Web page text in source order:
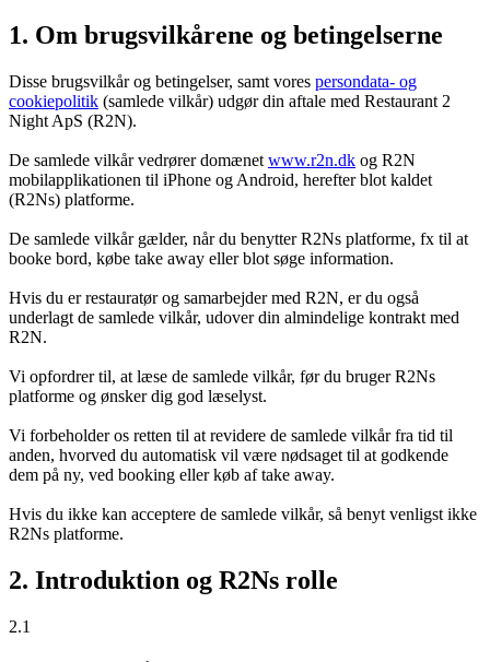
1. Om brugsvilkårene og betingelserne
Disse brugsvilkår og betingelser, samt vores persondata- og
cookiepolitik (samlede vilkår) udgør din aftale med Restaurant 2
Night ApS (R2N).
De samlede vilkår vedrører domænet www.r2n.dk og R2N
mobilapplikationen til iPhone og Android, herefter blot kaldet
(R2Ns) platforme.
De samlede vilkår gælder, når du benytter R2Ns platforme, fx til at
booke bord, købe take away eller blot søge information.
Hvis du er restauratør og samarbejder med R2N, er du også
underlagt de samlede vilkår, udover din almindelige kontrakt med
R2N.
Vi opfordrer til, at læse de samlede vilkår, før du bruger R2Ns
platforme og ønsker dig god læselyst.
Vi forbeholder os retten til at revidere de samlede vilkår fra tid til
anden, hvorved du automatisk vil være nødsaget til at godkende
dem på ny, ved booking eller køb af take away.
Hvis du ikke kan acceptere de samlede vilkår, så benyt venligst ikke
R2Ns platforme.
2. Introduktion og R2Ns rolle
2.1